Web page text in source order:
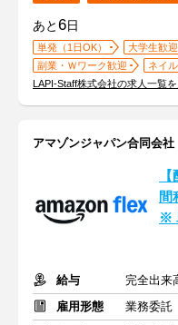
あと6日
単発（1日OK） 大学生歓迎
副業・Ｗワーク歓迎
ネイ
LAPI-Staff株式会社の求人一覧
アマゾンジャパン合同会
間
※
給与
完全出来
雇用形態
業務委託